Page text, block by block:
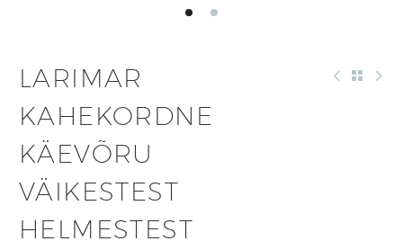
LARIMAR
KAHEKORDNE
KÄEVÕRU
VÄIKESTEST
HELMESTEST